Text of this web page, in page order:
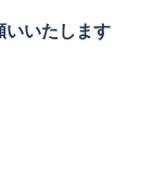
いいたします